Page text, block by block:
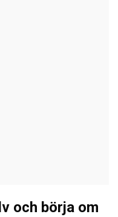
och börja om